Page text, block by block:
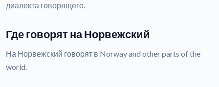
диалекта говорящего.
Где говорят на Норвежский
На Норвежский говорят в Norway and other parts of the
world.